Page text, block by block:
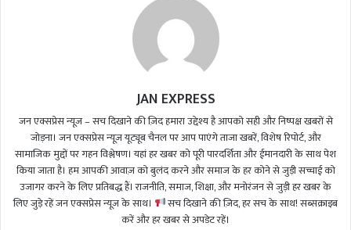
JAN EXPRESS
जन एक्सप्रेस न्यूज़ – सच दिखाने की ज़िद हमारा उद्देश्य है आपको सही और निष्पक्ष खबरों से
जोड़ना। जन एक्सप्रेस न्यूज़ यूट्यूब चैनल पर आप पाएंगे ताजा खबरें, विशेष रिपोर्ट, और
सामाजिक मुद्दों पर गहन विश्लेषण। यहां हर खबर को पूरी पारदर्शिता और ईमानदारी के साथ पेश
किया जाता है। हम आपकी आवाज़ को बुलंद करने और समाज के हर कोने से जुड़ी सच्चाई को
उजागर करने के लिए प्रतिबद्ध हैं। राजनीति, समाज, शिक्षा, और मनोरंजन से जुड़ी हर खबर के
लिए जुड़े रहें जन एक्सप्रेस न्यूज़ के साथ।
सच दिखाने की ज़िद, हर सच के साथ! सब्सक्राइब
करें और हर खबर से अपडेट रहें।